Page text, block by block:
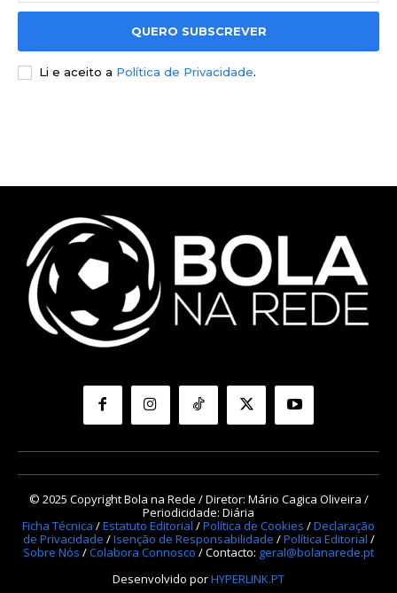
QUERO SUBSCREVER
Li e aceito a Política de Privacidade.
© 2025 Copyright Bola na Rede / Diretor: Mário Cagica Oliveira /
Periodicidade: Diária
Ficha Técnica /Estatuto Editorial /Política de Cookies /Declaração
de Privacidade /Isenção de Responsabilidade /Política Editorial /
Sobre Nós /Colabora Connosco / Contacto: geral@bolanarede.pt
Desenvolvido porHYPERLINK.PT